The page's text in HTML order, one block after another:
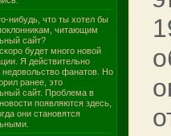
нибудь, что ты хотел бы
читающим
сайт?
будет много новой
Я действительно
фанатов. Но
ранее, это
сайт. Проблема в
появляются здесь,
они становятся